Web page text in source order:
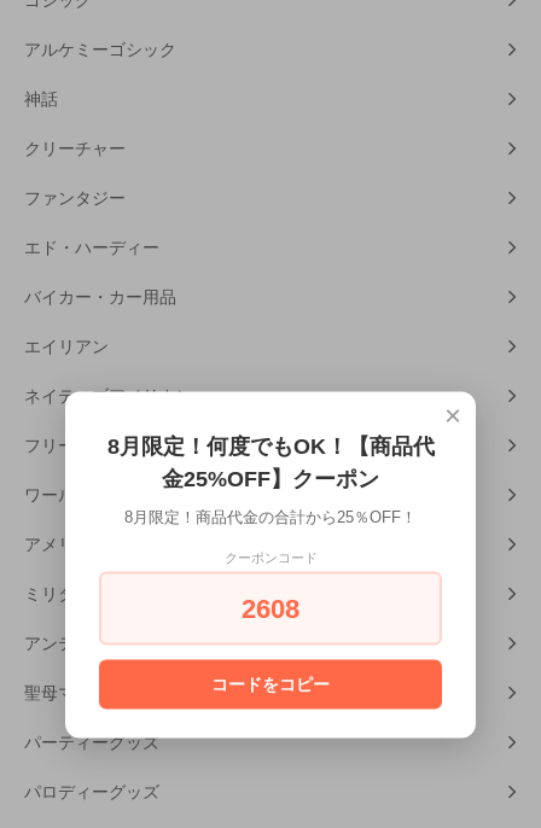
アルケミーゴシック
神話
クリーチャー
ファンタジー
エド・ハーディー
バイカー・カー用品
エイリアン
ネイティブアメリカン
フリーメーソン
ワールドカルチャー
アメリカンホラー
ミリタリーグッズ
アンティーク・レトロ雑貨
聖母マリア・キリスト
パーティーグッズ
パロディーグッズ
×
8月限定！何度でもOK！【商品代
金25%OFF】クーポン
8月限定！商品代金の合計から25％OFF！
クーポンコード
2608
コードをコピー